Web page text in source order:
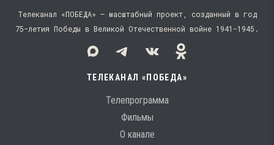
Телеканал «ПОБЕДА» — масштабный проект, созданный в год
75-летия Победы в Великой Отечественной войне 1941−1945.
ТЕЛЕКАНАЛ «ПОБЕДА»
Телепрограмма
Фильмы
О канале